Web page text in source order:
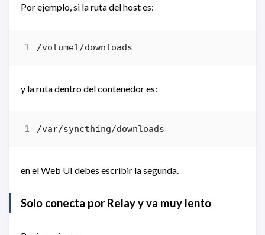
Por ejemplo, si la ruta del host es:
y la ruta dentro del contenedor es:
en el Web UI debes escribir la segunda.
Solo conecta por Relay y va muy lento